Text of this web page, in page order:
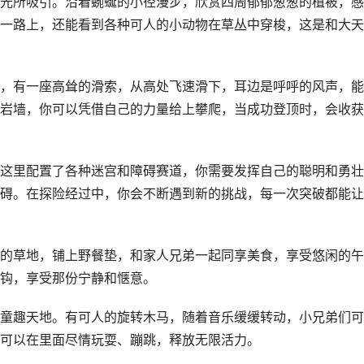
路上，还能看到各种可人的小动物在草丛中穿梭，这是和大
有一座高耸的滑索，从高处飞速滑下，耳边是呼呼的风声，
墙，你可以凭借自己的力量给上攀爬，当成功登顶时，会收
里配置了各种迷宫和障碍赛道，你需要发挥自己的聪明和勇
。在探险经过中，你会不断遇到新的挑战，每一次突破都能
草地，铺上野餐垫，和家人兄弟一起同享美食，享受悠闲的
，享受那份宁静和惬意。
趣天地。有可人的旋转木马，随着音乐缓缓转动，小兄弟们
以在里面尽情玩耍、蹦跳，释放无限活力。